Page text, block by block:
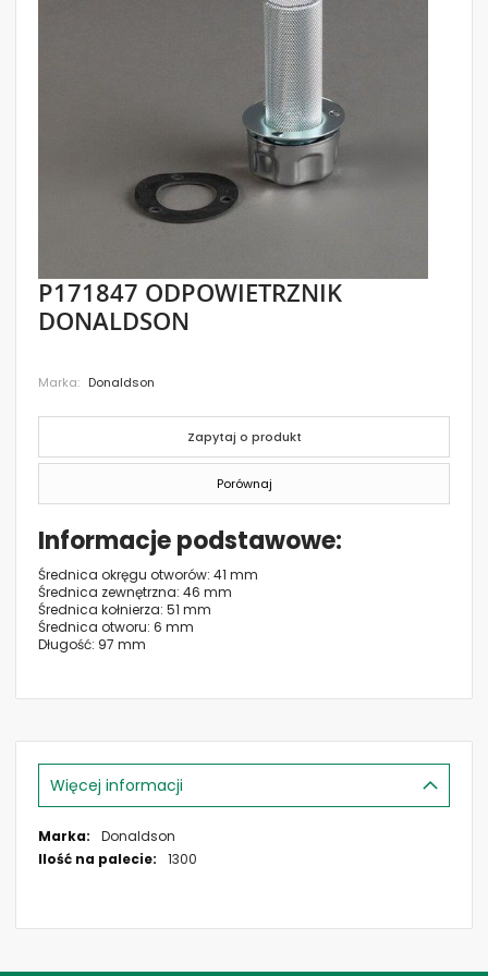
Skip
to
the
images
P171847 ODPOWIETRZNIK
DONALDSON
Marka Donaldson
Informacje podstawowe
Średnica okręgu otworów: 41 mm
Średnica zewnętrzna: 46 mm
Średnica kołnierza: 51 mm
Średnica otworu: 6 mm
Długość: 97 mm
Zapytaj o produkt
Porównaj
Więcej informacji
Więcej
informacji
Donaldson
1300